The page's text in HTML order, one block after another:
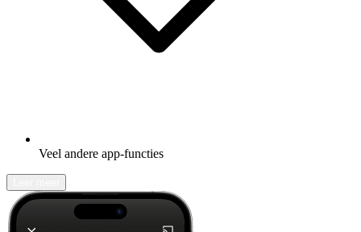
Veel andere app-functies